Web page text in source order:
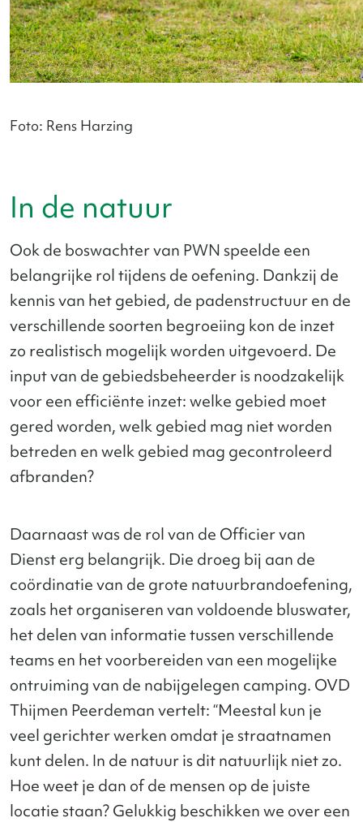
Foto: Rens Harzing
In de natuur
Ook de boswachter van PWN speelde een
belangrijke rol tijdens de oefening. Dankzij de
kennis van het gebied, de padenstructuur en de
verschillende soorten begroeiing kon de inzet
zo realistisch mogelijk worden uitgevoerd. De
input van de gebiedsbeheerder is noodzakelijk
voor een efficiënte inzet: welke gebied moet
gered worden, welk gebied mag niet worden
betreden en welk gebied mag gecontroleerd
afbranden?
Daarnaast was de rol van de Officier van
Dienst erg belangrijk. Die droeg bij aan de
coördinatie van de grote natuurbrandoefening,
zoals het organiseren van voldoende bluswater,
het delen van informatie tussen verschillende
teams en het voorbereiden van een mogelijke
ontruiming van de nabijgelegen camping. OVD
Thijmen Peerdeman vertelt: “Meestal kun je
veel gerichter werken omdat je straatnamen
kunt delen. In de natuur is dit natuurlijk niet zo.
Hoe weet je dan of de mensen op de juiste
locatie staan? Gelukkig beschikken we over een